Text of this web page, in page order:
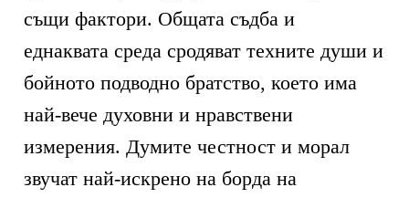
същи фактори. Общата съдба и
еднаквата среда сродяват техните души и
бойното подводно братство, което има
най-вече духовни и нравствени
измерения. Думите честност и морал
звучат най-искрено на борда на